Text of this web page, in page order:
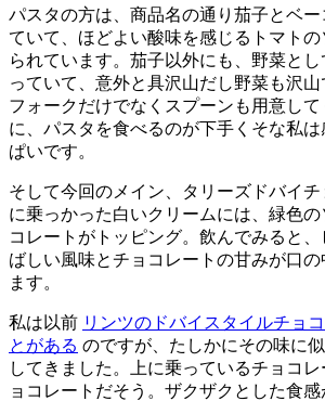
パスタの方は、商品名の通り茄子とベ
ていて、ほどよい酸味を感じるトマトの
られています。茄子以外にも、野菜と
っていて、意外と具沢山だし野菜も沢山
フォークだけでなくスプーンも用意して
に、パスタを食べるのが下手くそな私
ぱいです。
そして今回のメイン、タリーズドバイ
に乗っかった白いクリームには、緑色
コレートがトッピング。飲んでみると
ばしい風味とチョコレートの甘みが口の
ます。
私は以前 リンツのドバイスタイルチョ
とがある のですが、たしかにその味に
してきました。上に乗っているチョコ
ョコレートだそう。ザクザクとした食